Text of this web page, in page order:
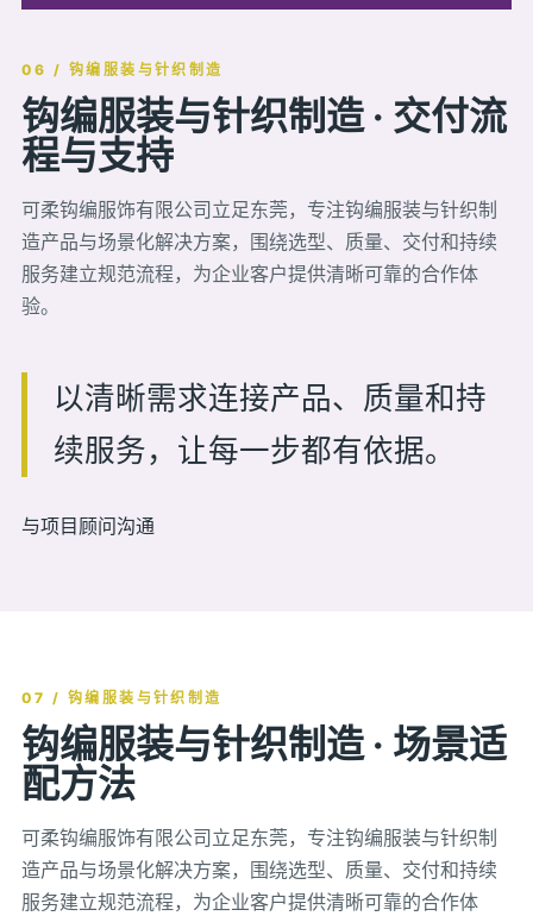
06 / 钩编服装与针织制造
钩编服装与针织制造 · 交付流
程与支持
可柔钩编服饰有限公司立足东莞，专注钩编服装与针织制
造产品与场景化解决方案，围绕选型、质量、交付和持续
服务建立规范流程，为企业客户提供清晰可靠的合作体
验。
以清晰需求连接产品、质量和持
续服务，让每一步都有依据。
与项目顾问沟通
07 / 钩编服装与针织制造
钩编服装与针织制造 · 场景适
配方法
可柔钩编服饰有限公司立足东莞，专注钩编服装与针织制
造产品与场景化解决方案，围绕选型、质量、交付和持续
服务建立规范流程，为企业客户提供清晰可靠的合作体